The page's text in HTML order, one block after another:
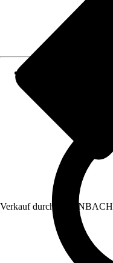
Verkauf durch: HORNBACH